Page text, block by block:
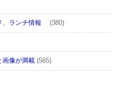
、ランチ情報 (380)
画像が満載 (565)